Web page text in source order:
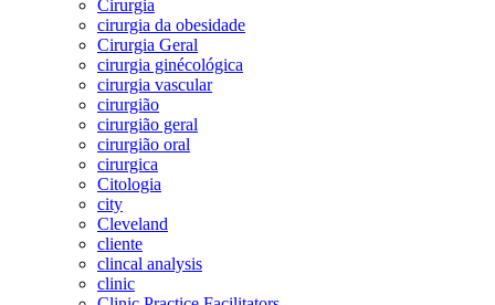
Cirurgia
cirurgia da obesidade
Cirurgia Geral
cirurgia ginécológica
cirurgia vascular
cirurgião
cirurgião geral
cirurgião oral
cirurgica
Citologia
city
Cleveland
cliente
clincal analysis
clinic